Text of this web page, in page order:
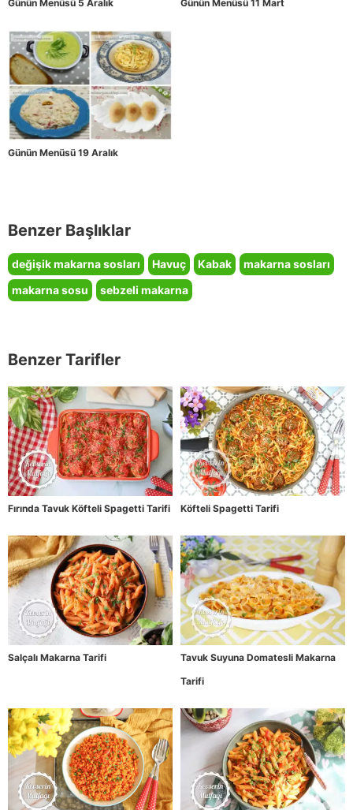
Günün Menüsü 5 Aralık Günün Menüsü 11 Mart
Günün Menüsü 19 Aralık
Benzer Başlıklar
değişik makarna sosları Havuç Kabak
makarna sosları
makarna sosu
sebzeli makarna
Benzer Tarifler
Fırında Tavuk Köfteli Spagetti Tarifi Köfteli Spagetti Tarifi
Salçalı Makarna Tarifi
Tavuk Suyuna Domatesli Makarna
Tarifi